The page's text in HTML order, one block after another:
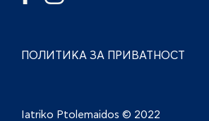
ПОЛИТИКА ЗА ПРИВАТНОСТ
Iatriko Ptolemaidos © 2022